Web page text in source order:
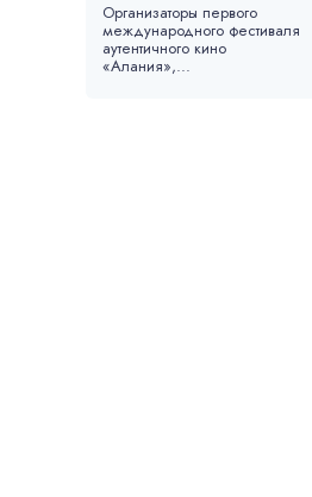
Организаторы первого
международного фестиваля
аутентичного кино
«Алания»,...